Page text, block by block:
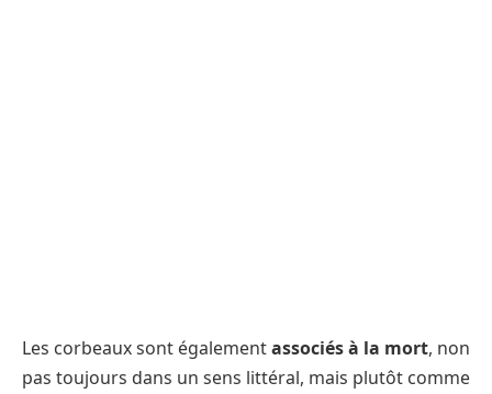
Les corbeaux sont égalementassociés à la mort, non
pas toujours dans un sens littéral, mais plutôt comme